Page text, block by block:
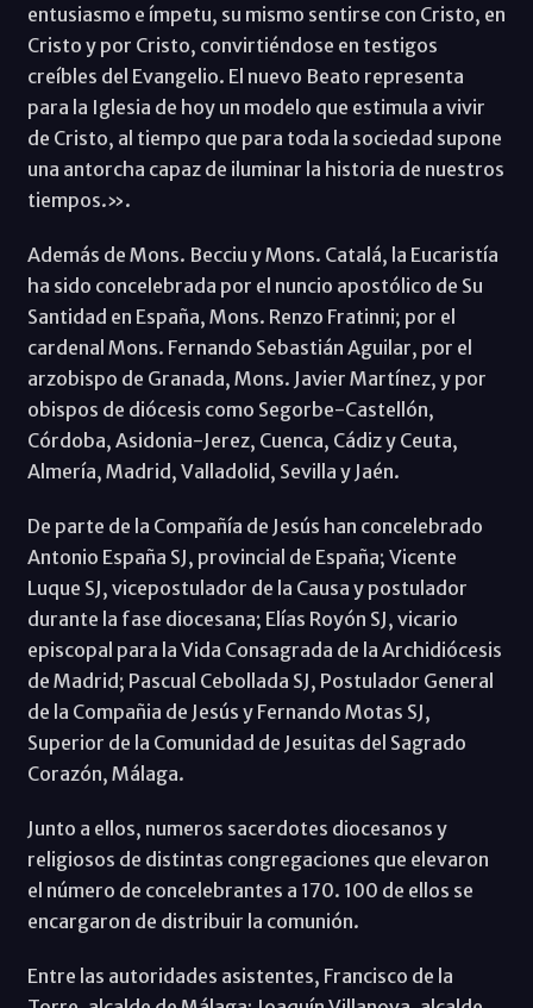
entusiasmo e ímpetu, su mismo sentirse con Cristo, en
Cristo y por Cristo, convirtiéndose en testigos
creíbles del Evangelio. El nuevo Beato representa
para la Iglesia de hoy un modelo que estimula a vivir
de Cristo, al tiempo que para toda la sociedad supone
una antorcha capaz de iluminar la historia de nuestros
tiempos.».
Además de Mons. Becciu y Mons. Catalá, la Eucaristía
ha sido concelebrada por el nuncio apostólico de Su
Santidad en España, Mons. Renzo Fratinni; por el
cardenal Mons. Fernando Sebastián Aguilar, por el
arzobispo de Granada, Mons. Javier Martínez, y por
obispos de diócesis como Segorbe-Castellón,
Córdoba, Asidonia-Jerez, Cuenca, Cádiz y Ceuta,
Almería, Madrid, Valladolid, Sevilla y Jaén.
De parte de la Compañía de Jesús han concelebrado
Antonio España SJ, provincial de España; Vicente
Luque SJ, vicepostulador de la Causa y postulador
durante la fase diocesana; Elías Royón SJ, vicario
episcopal para la Vida Consagrada de la Archidiócesis
de Madrid; Pascual Cebollada SJ, Postulador General
de la Compañia de Jesús y Fernando Motas SJ,
Superior de la Comunidad de Jesuitas del Sagrado
Corazón, Málaga.
Junto a ellos, numeros sacerdotes diocesanos y
religiosos de distintas congregaciones que elevaron
el número de concelebrantes a 170. 100 de ellos se
encargaron de distribuir la comunión.
Entre las autoridades asistentes, Francisco de la